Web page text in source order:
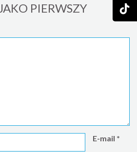
PIERWSZY
E-mail *